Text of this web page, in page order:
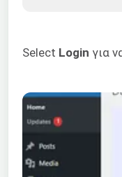
Select Login για